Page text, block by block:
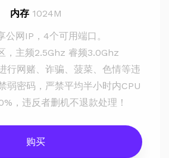
内存1024M
公网IP，4个可用端口。
，主频2.5Ghz 睿频3.0Ghz
行网赌、诈骗、菠菜、色情等违
弱密码，严禁平均半小时内CPU
，违反者删机不退款处理！
购买